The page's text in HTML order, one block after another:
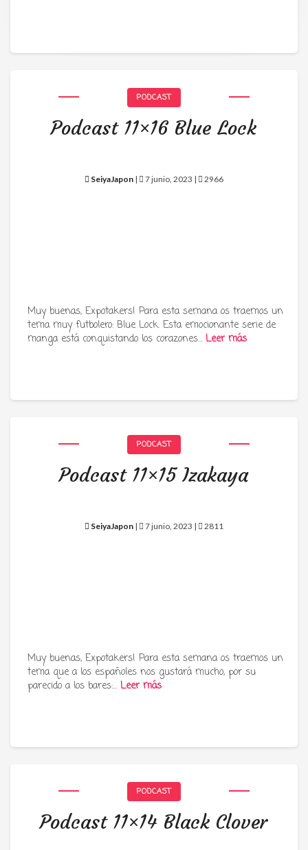
PODCAST
Podcast 11×16 Blue Lock
SeiyaJapon | 7 junio, 2023 | 2966
Muy buenas, Expotakers! Para esta semana os traemos un
tema muy futbolero: Blue Lock. Esta emocionante serie de
manga está conquistando los corazones… Leer más
PODCAST
Podcast 11×15 Izakaya
SeiyaJapon | 7 junio, 2023 | 2811
Muy buenas, Expotakers! Para esta semana os traemos un
tema que a los españoles nos gustará mucho, por su
parecido a los bares:… Leer más
PODCAST
Podcast 11×14 Black Clover